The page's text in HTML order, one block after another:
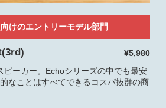
けのエントリーモデル部門
¥5,980
ピーカー。Echoシリーズの中でも最安
なことはすべてできるコスパ抜群の商